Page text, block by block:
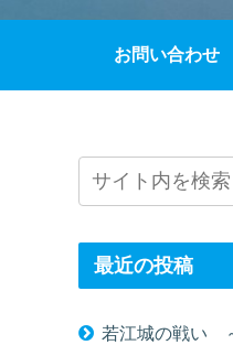
お問い合わせ
最近の投稿
若江城の戦い